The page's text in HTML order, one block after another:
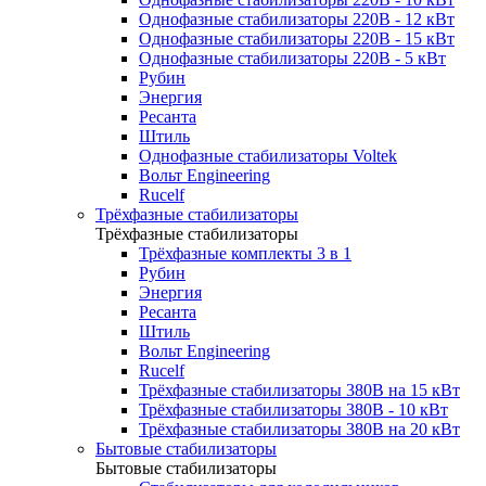
Однофазные стабилизаторы 220В - 12 кВт
Однофазные стабилизаторы 220В - 15 кВт
Однофазные стабилизаторы 220В - 5 кВт
Рубин
Энергия
Ресанта
Штиль
Однофазные стабилизаторы Voltek
Вольт Engineering
Rucelf
Трёхфазные стабилизаторы
Трёхфазные стабилизаторы
Трёхфазные комплекты 3 в 1
Рубин
Энергия
Ресанта
Штиль
Вольт Engineering
Rucelf
Трёхфазные стабилизаторы 380В на 15 кВт
Трёхфазные стабилизаторы 380В - 10 кВт
Трёхфазные стабилизаторы 380В на 20 кВт
Бытовые стабилизаторы
Бытовые стабилизаторы